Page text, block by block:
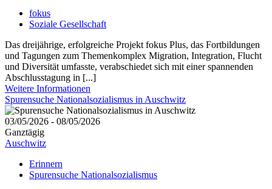
fokus
Soziale Gesellschaft
Das dreijährige, erfolgreiche Projekt fokus Plus, das Fortbildungen
und Tagungen zum Themenkomplex Migration, Integration, Flucht
und Diversität umfasste, verabschiedet sich mit einer spannenden
Abschlusstagung in [...]
Weitere Informationen
Spurensuche Nationalsozialismus in Auschwitz
03/05/2026 - 08/05/2026
Ganztägig
Auschwitz
Erinnern
Spurensuche Nationalsozialismus